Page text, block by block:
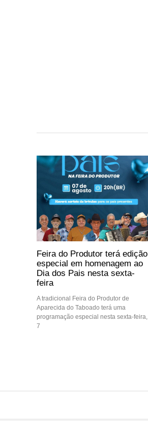
Feira do Produtor terá edição
especial em homenagem ao
Dia dos Pais nesta sexta-
feira
A tradicional Feira do Produtor de
Aparecida do Taboado terá uma
programação especial nesta sexta-feira,
7